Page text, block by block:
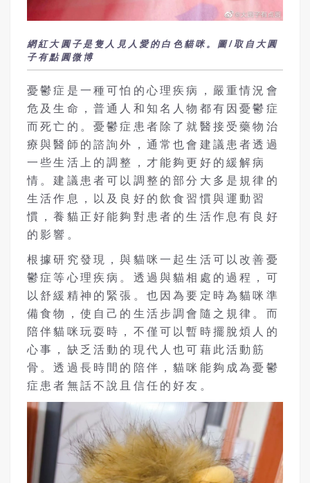
網紅大圓子是隻人見人愛的白色貓咪。圖/取自大圓
子有點圓微博
憂鬱症是一種可怕的心理疾病，嚴重情況會
危及生命，普通人和知名人物都有因憂鬱症
而死亡的。憂鬱症患者除了就醫接受藥物治
療與醫師的諮詢外，通常也會建議患者透過
一些生活上的調整，才能夠更好的緩解病
情。建議患者可以調整的部分大多是規律的
生活作息，以及良好的飲食習慣與運動習
慣，養貓正好能夠對患者的生活作息有良好
的影響。
根據研究發現，與貓咪一起生活可以改善憂
鬱症等心理疾病。透過與貓相處的過程，可
以舒緩精神的緊張。也因為要定時為貓咪準
備食物，使自己的生活步調會隨之規律。而
陪伴貓咪玩耍時，不僅可以暫時擺脫煩人的
心事，缺乏活動的現代人也可藉此活動筋
骨。透過長時間的陪伴，貓咪能夠成為憂鬱
症患者無話不說且信任的好友。